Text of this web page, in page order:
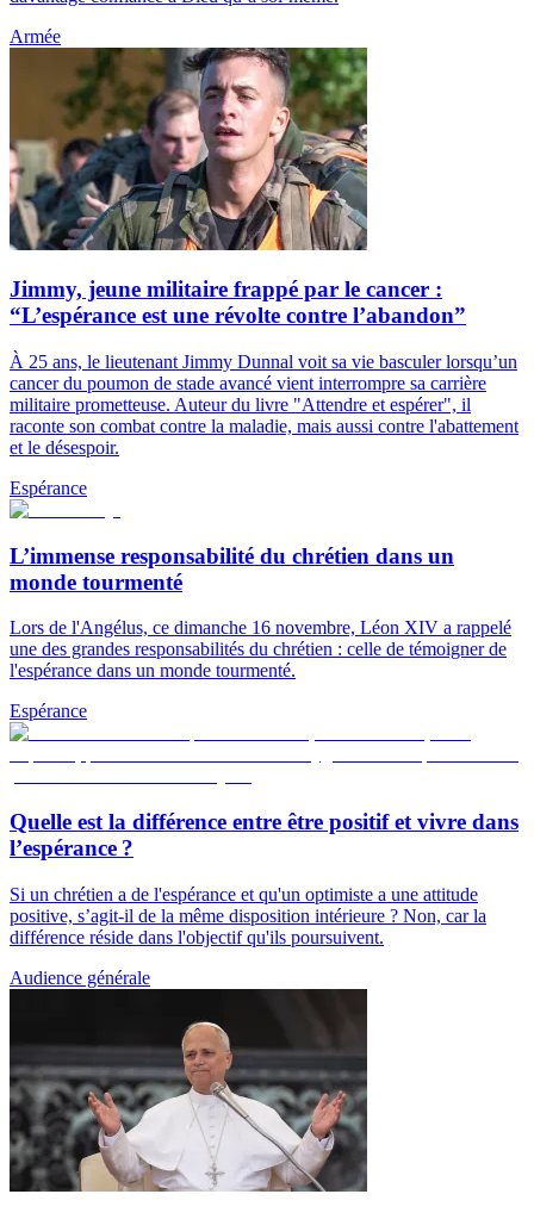
Armée
Jimmy, jeune militaire frappé par le cancer :
“L’espérance est une révolte contre l’abandon”
À 25 ans, le lieutenant Jimmy Dunnal voit sa vie basculer lorsqu’un
cancer du poumon de stade avancé vient interrompre sa carrière
militaire prometteuse. Auteur du livre "Attendre et espérer", il
raconte son combat contre la maladie, mais aussi contre l'abattement
et le désespoir.
Espérance
L’immense responsabilité du chrétien dans un
monde tourmenté
Lors de l'Angélus, ce dimanche 16 novembre, Léon XIV a rappelé
une des grandes responsabilités du chrétien : celle de témoigner de
l'espérance dans un monde tourmenté.
Espérance
Quelle est la différence entre être positif et vivre dans
l’espérance ?
Si un chrétien a de l'espérance et qu'un optimiste a une attitude
positive, s’agit-il de la même disposition intérieure ? Non, car la
différence réside dans l'objectif qu'ils poursuivent.
Audience générale